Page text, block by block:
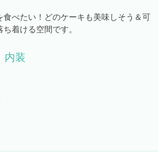
べたい！どのケーキも美味しそう＆可
着ける空間です。
内装